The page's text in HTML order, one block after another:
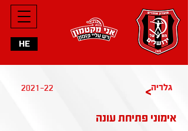
HE
2021-22 >גלריה
אימוני פתיחת עונה